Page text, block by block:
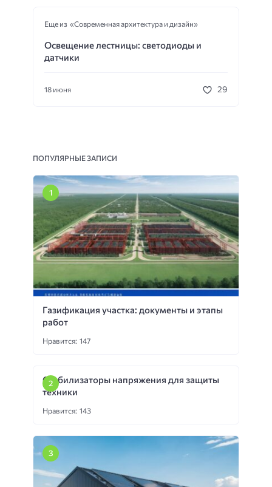
Еще из «Современная архитектура и дизайн»
Освещение лестницы: светодиоды и
датчики
18 июня 29
ПОПУЛЯРНЫЕ ЗАПИСИ
Газификация участка: документы и этапы
работ
Нравится: 147
Стабилизаторы напряжения для защиты
техники
Нравится: 143